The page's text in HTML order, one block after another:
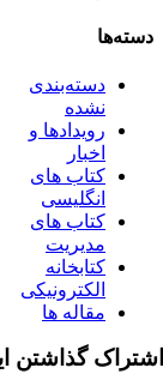
دسته‌ها
دسته‌بندی
نشده
رویدادها و
اخبار
کتاب های
انگلیسی
کتاب های
مدیریت
کتابخانه
الکترونیکی
مقاله ها
اشتراک گذاشتن